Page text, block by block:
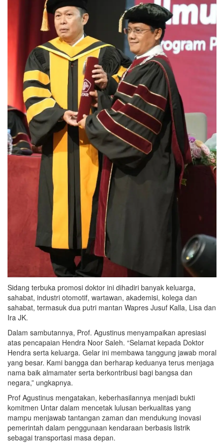
Sidang terbuka promosi doktor ini dihadiri banyak keluarga,
sahabat, industri otomotif, wartawan, akademisi, kolega dan
sahabat, termasuk dua putri mantan Wapres Jusuf Kalla, Lisa dan
Ira JK.
Dalam sambutannya, Prof. Agustinus menyampaikan apresiasi
atas pencapaian Hendra Noor Saleh. “Selamat kepada Doktor
Hendra serta keluarga. Gelar ini membawa tanggung jawab moral
yang besar. Kami bangga dan berharap keduanya terus menjaga
nama baik almamater serta berkontribusi bagi bangsa dan
negara,” ungkapnya.
Prof Agustinus mengatakan, keberhasilannya menjadi bukti
komitmen Untar dalam mencetak lulusan berkualitas yang
mampu menjawab tantangan zaman dan mendukung inovasi
pemerintah dalam penggunaan kendaraan berbasis listrik
sebagai transportasi masa depan.